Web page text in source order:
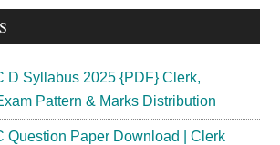
D Syllabus 2025 {PDF} Clerk,
Pattern & Marks Distribution
Question Paper Download | Clerk